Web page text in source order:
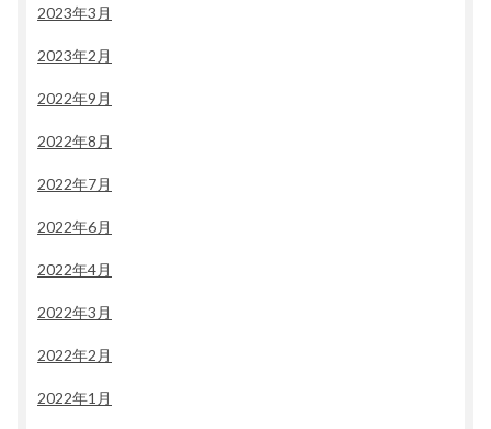
2023年3月
2023年2月
2022年9月
2022年8月
2022年7月
2022年6月
2022年4月
2022年3月
2022年2月
2022年1月